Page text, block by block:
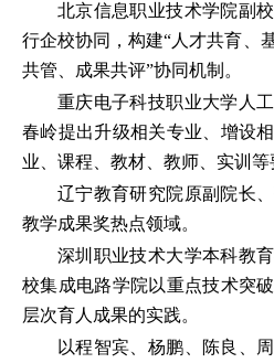
北京信息职业技术学院副
行企校协同，构建“人才共育、
共管、成果共评”协同机制。
重庆电子科技职业大学人
春岭提出升级相关专业、增设
业、课程、教材、教师、实训等
辽宁教育研究院原副院长
教学成果奖热点领域。
深圳职业技术大学本科教
校集成电路学院以重点技术突
层次育人成果的实践。
以程智宾、杨鹏、陈良、